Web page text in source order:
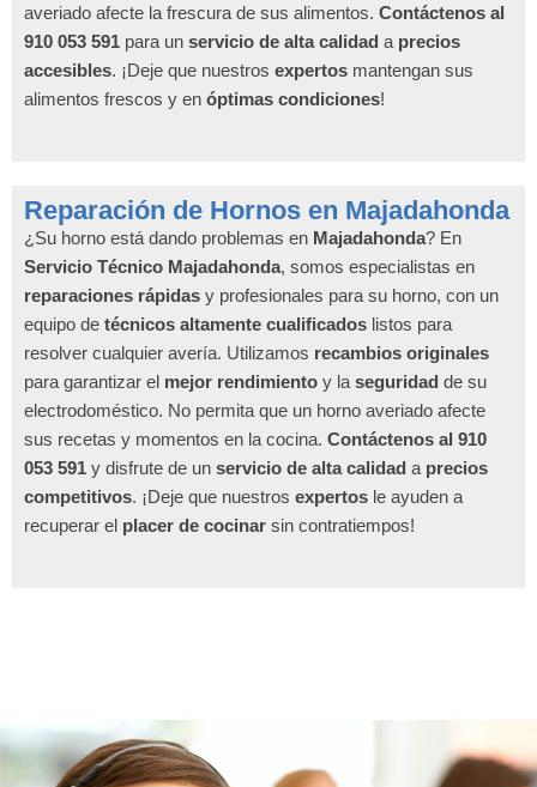
averiado afecte la frescura de sus alimentos. Contáctenos al
910 053 591 para un servicio de alta calidad a precios
accesibles. ¡Deje que nuestros expertos mantengan sus
alimentos frescos y en óptimas condiciones!
Reparación de Hornos en Majadahonda
¿Su horno está dando problemas en Majadahonda? En
Servicio Técnico Majadahonda, somos especialistas en
reparaciones rápidas y profesionales para su horno, con un
equipo de técnicos altamente cualificados listos para
resolver cualquier avería. Utilizamos recambios originales
para garantizar el mejor rendimiento y la seguridad de su
electrodoméstico. No permita que un horno averiado afecte
sus recetas y momentos en la cocina. Contáctenos al 910
053 591 y disfrute de un servicio de alta calidad a precios
competitivos. ¡Deje que nuestros expertos le ayuden a
recuperar el placer de cocinar sin contratiempos!